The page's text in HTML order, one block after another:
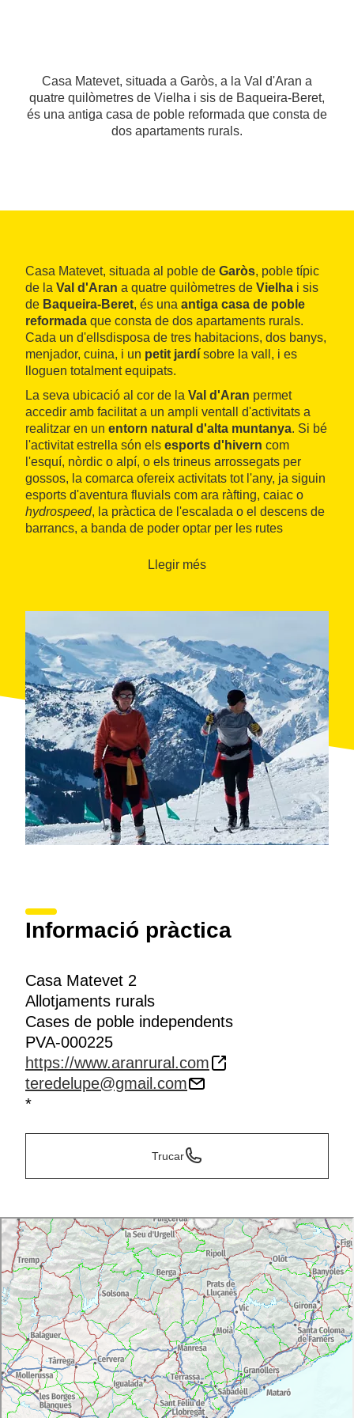
Casa Matevet, situada a Garòs, a la Val d'Aran a
quatre quilòmetres de Vielha i sis de Baqueira-Beret,
és una antiga casa de poble reformada que consta de
dos apartaments rurals.
Casa Matevet, situada al poble de Garòs, poble típic
de la Val d'Aran a quatre quilòmetres de Vielha i sis
de Baqueira-Beret, és una antiga casa de poble
reformada que consta de dos apartaments rurals.
Cada un d'ellsdisposa de tres habitacions, dos banys,
menjador, cuina, i un petit jardí sobre la vall, i es
lloguen totalment equipats.
La seva ubicació al cor de la Val d'Aran permet
accedir amb facilitat a un ampli ventall d'activitats a
realitzar en un entorn natural d'alta muntanya. Si bé
l'activitat estrella són els esports d'hivern com
l'esquí, nòrdic o alpí, o els trineus arrossegats per
gossos, la comarca ofereix activitats tot l'any, ja siguin
esports d'aventura fluvials com ara ràfting, caiac o
hydrospeed, la pràctica de l'escalada o el descens de
barrancs, a banda de poder optar per les rutes
esglésies romàniqueso lesaigües termals
Llegir més
Informació pràctica
Casa Matevet 2
Allotjaments rurals
Cases de poble independents
PVA-000225
https://www.aranrural.com
teredelupe@gmail.com
*
Trucar